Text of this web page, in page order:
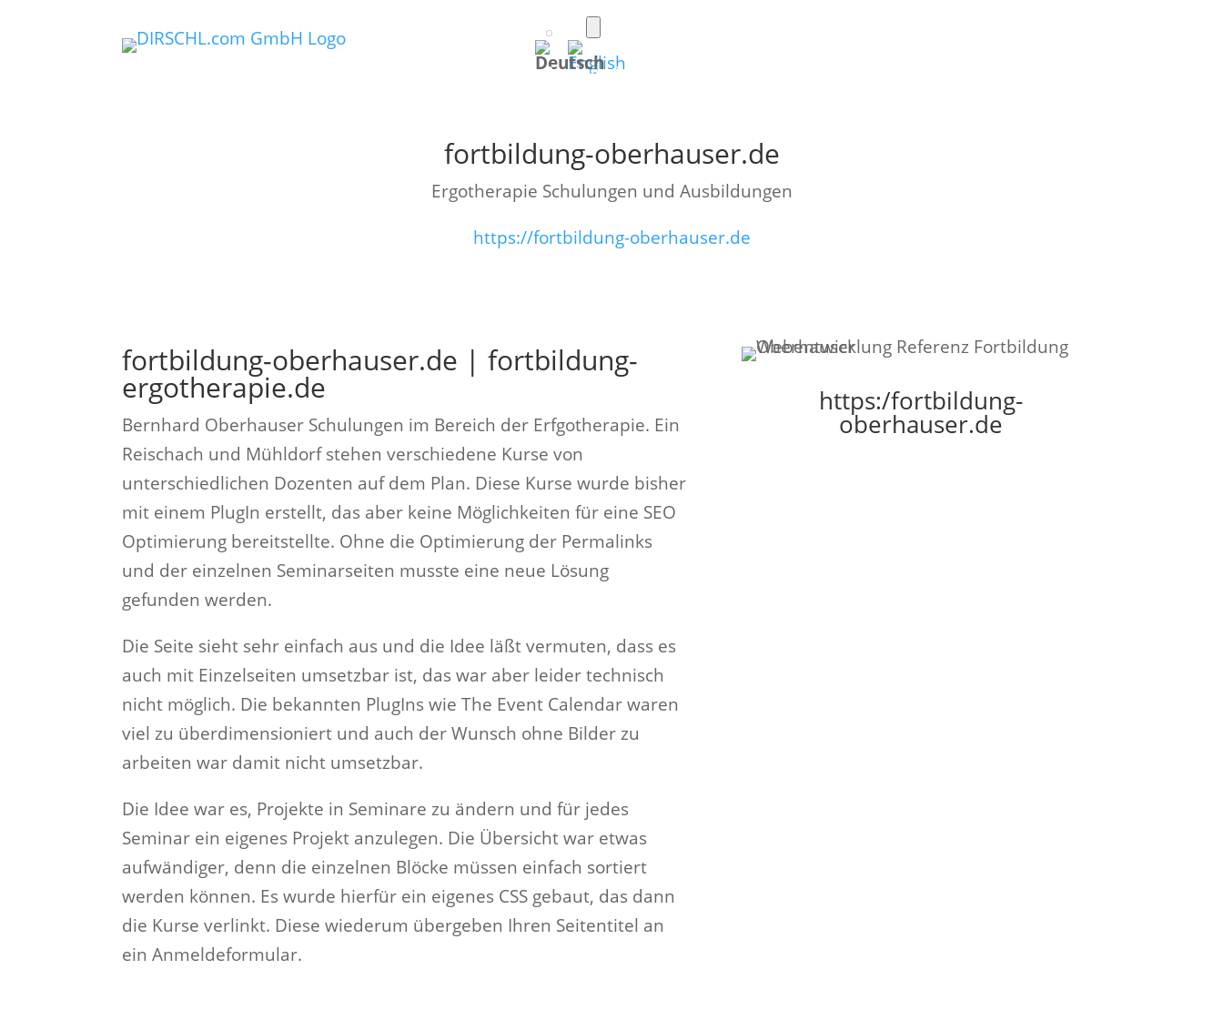
light/dark
mode
(Deutsch)
Apps
fortbildung-oberhauser.de
Ergotherapie Schulungen und Ausbildungen
https://fortbildung-oberhauser.de
fortbildung-oberhauser.de | fortbildung-
ergotherapie.de
Bernhard Oberhauser Schulungen im Bereich der Erfgotherapie. Ein
Reischach und Mühldorf stehen verschiedene Kurse von
unterschiedlichen Dozenten auf dem Plan. Diese Kurse wurde bisher
mit einem PlugIn erstellt, das aber keine Möglichkeiten für eine SEO
Optimierung bereitstellte. Ohne die Optimierung der Permalinks
und der einzelnen Seminarseiten musste eine neue Lösung
gefunden werden.
Die Seite sieht sehr einfach aus und die Idee läßt vermuten, dass es
auch mit Einzelseiten umsetzbar ist, das war aber leider technisch
nicht möglich. Die bekannten PlugIns wie The Event Calendar waren
viel zu überdimensioniert und auch der Wunsch ohne Bilder zu
arbeiten war damit nicht umsetzbar.
Die Idee war es, Projekte in Seminare zu ändern und für jedes
Seminar ein eigenes Projekt anzulegen. Die Übersicht war etwas
aufwändiger, denn die einzelnen Blöcke müssen einfach sortiert
werden können. Es wurde hierfür ein eigenes CSS gebaut, das dann
die Kurse verlinkt. Diese wiederum übergeben Ihren Seitentitel an
ein Anmeldeformular.
https:/fortbildung-
oberhauser.de